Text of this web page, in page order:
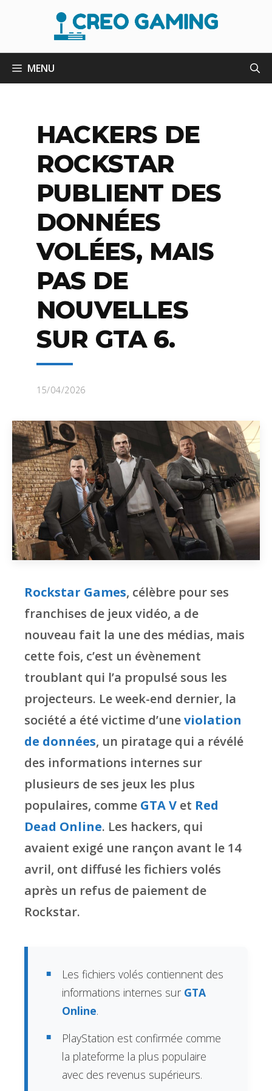
MENU
HACKERS DE
ROCKSTAR
PUBLIENT DES
DONNÉES
VOLÉES, MAIS
PAS DE
NOUVELLES
SUR GTA 6.
15/04/2026
Rockstar Games, célèbre pour ses
franchises de jeux vidéo, a de
nouveau fait la une des médias, mais
cette fois, c’est un évènement
troublant qui l’a propulsé sous les
projecteurs. Le week-end dernier, la
société a été victime d’uneviolation
de données, un piratage qui a révélé
des informations internes sur
plusieurs de ses jeux les plus
populaires, comme GTA V et Red
Dead Online. Les hackers, qui
avaient exigé une rançon avant le 14
avril, ont diffusé les fichiers volés
après un refus de paiement de
Rockstar.
Les fichiers volés contiennent des
informations internes sur GTA
Online.
PlayStation est confirmée comme
la plateforme la plus populaire
avec des revenus supérieurs.